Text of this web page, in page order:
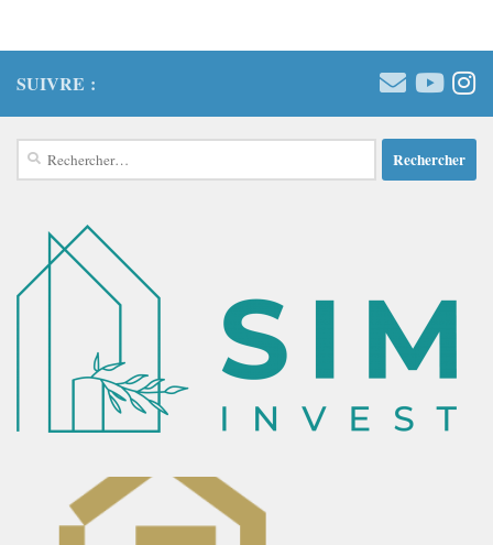
SUIVRE :
Rechercher :